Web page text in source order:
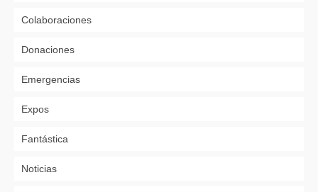
Colaboraciones
Donaciones
Emergencias
Expos
Fantástica
Noticias